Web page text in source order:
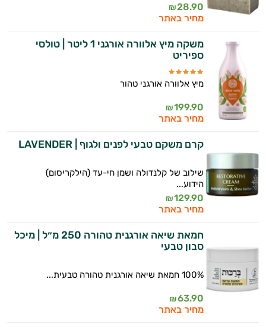
28.90
₪
מחיר באתר
משקה מיץ אלוורה אורגני 1 ליטר | טולסי
ספיריט
מיץ אלוורה אורגני טהור
199.90
₪
מחיר באתר
קרם משקם טבעי לפנים ולגוף | LAVENDER
שילוב של קלנדולה ושמן חי-עד (הילקריסום)
הידוע...
129.90
₪
מחיר באתר
חמאת שיאה אורגנית טהורה 250 מ״ל | מיכל
סבון טבעי
100% חמאת שיאה אורגנית טהורה טבעית...
63.90
₪
מחיר באתר